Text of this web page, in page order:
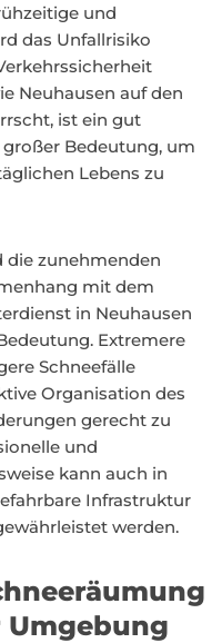
und
das Unfallrisiko
Neuhausen auf den
ist ein gut
Bedeutung, um
Lebens zu
die zunehmenden
mit dem
in Neuhausen
Extremere
Schneefälle
Organisation des
gerecht zu
und
kann auch in
Infrastruktur
werden.